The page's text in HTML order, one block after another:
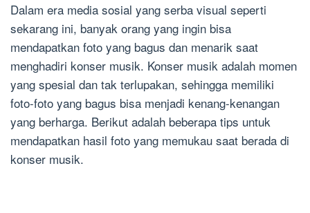
Dalam era media sosial yang serba visual seperti
sekarang ini, banyak orang yang ingin bisa
mendapatkan foto yang bagus dan menarik saat
menghadiri konser musik. Konser musik adalah momen
yang spesial dan tak terlupakan, sehingga memiliki
foto-foto yang bagus bisa menjadi kenang-kenangan
yang berharga. Berikut adalah beberapa tips untuk
mendapatkan hasil foto yang memukau saat berada di
konser musik.